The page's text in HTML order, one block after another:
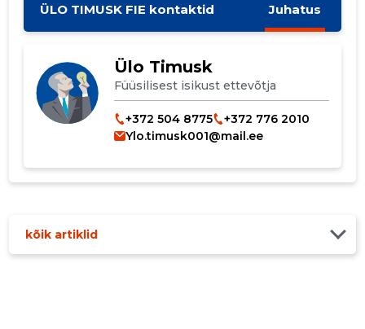
ÜLO TIMUSK FIE kontaktid Juhatus
Ülo Timusk
Füüsilisest isikust ettevõtja
+372 504 8775
+372 776 2010
Ylo.timusk001@mail.ee
kõik artiklid